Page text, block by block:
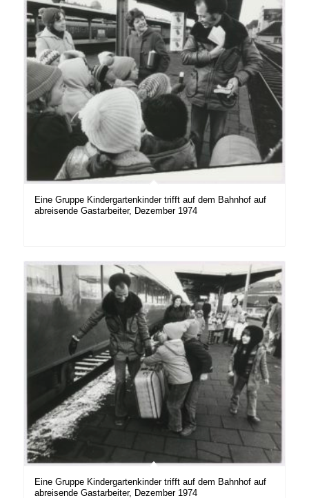
Eine Gruppe Kindergartenkinder trifft auf dem Bahnhof auf
abreisende Gastarbeiter, Dezember 1974
Eine Gruppe Kindergartenkinder trifft auf dem Bahnhof auf
abreisende Gastarbeiter, Dezember 1974